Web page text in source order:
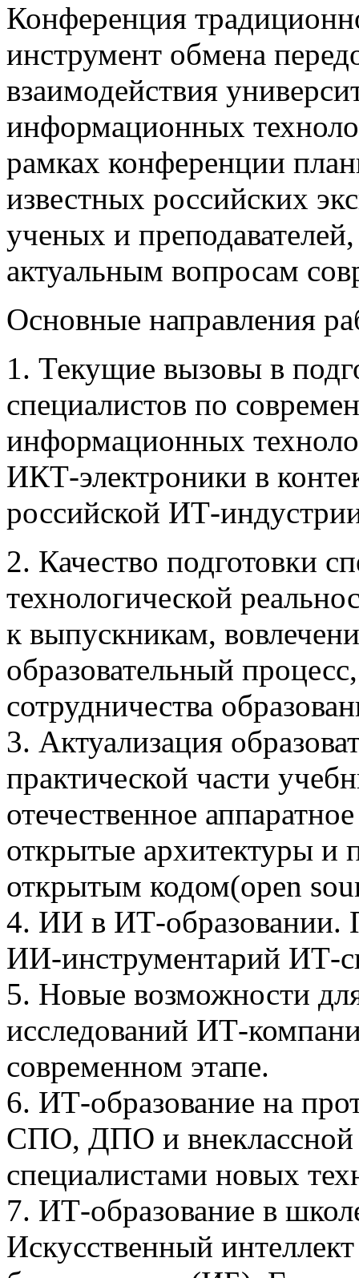
Конференция
инструмент обмена
взаимодействия
информационных
рамках конференции
известных российских
ученых и
актуальным вопросам
Основные направления
1. Текущие вызовы в
специалистов по
информационных
ИКТ-электроники в
российской ИТ-
2. Качество подготовки
технологической
к выпускникам,
образовательный
сотрудничества
3. Актуализация
практической части
отечественное
открытые архитектуры и
открытым кодом(open
4. ИИ в ИТ-образовании.
ИИ-инструментарий ИТ-
5. Новые возможности
исследований ИТ-
современном этапе.
6. ИТ-образование на
СПО, ДПО и внеклассной
специалистами новых
7. ИТ-образование в
Искусственный